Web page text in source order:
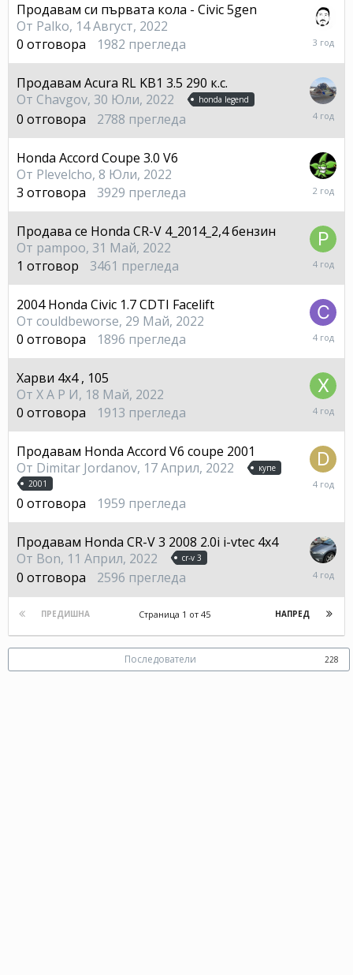
Продавам си първата кола - Civic 5gen
От Palko, 14 Август, 2022
0 отговора 1982 прегледа
14
Август,
2022
Продавам Acura RL KB1 3.5 290 к.с.
От Chavgov, 30 Юли, 2022 honda legend
0 отговора 2788 прегледа
30
Юли,
2022
Honda Accord Coupe 3.0 V6
От Plevelcho, 8 Юли, 2022
3 отговора 3929 прегледа
6
2024
Продава се Honda CR-V 4_2014_2,4 бензин
От pampoo, 31 Май, 2022
1 отговор 3461 прегледа
20
Юни,
2022
2004 Honda Civic 1.7 CDTI Facelift
От couldbeworse, 29 Май, 2022
0 отговора 1896 прегледа
29
Май,
2022
Харви 4x4 , 105
От Х А Р И, 18 Май, 2022
0 отговора 1913 прегледа
18
Май,
2022
Продавам Honda Accord V6 coupe 2001
От Dimitar Jordanov, 17 Април, 2022
купе
2001
0 отговора 1959 прегледа
17
Април,
Продавам Honda CR-V 3 2008 2.0i i-vtec 4x4
От Bon, 11 Април, 2022 cr-v 3
0 отговора 2596 прегледа
11
Април,
2022
ПРЕДИШНА НАПРЕД
Страница 1 от 45
Последователи 228